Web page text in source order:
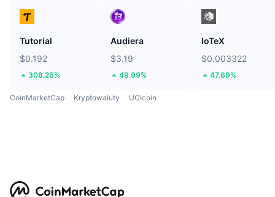
Tutorial
$0.192
308.26%
Audiera
$3.19
49.99%
IoTeX
$0.003322
47.69%
CoinMarketCap Kryptowaluty UCIcoin